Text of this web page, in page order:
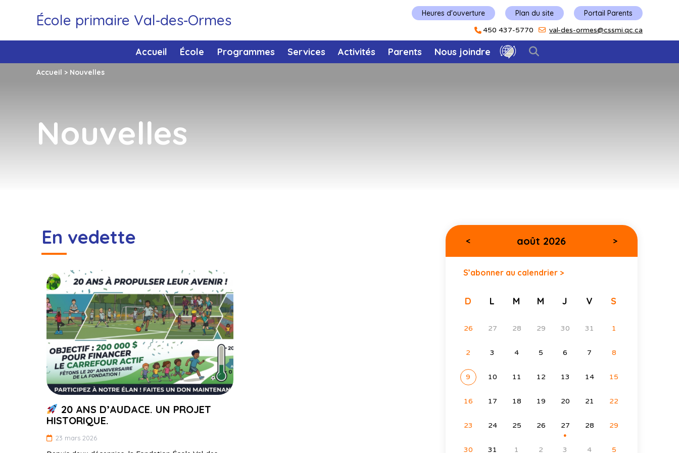
École primaire Val‑des‑Ormes Plan du site Portail Parents
Heures d'ouverture
450 437-5770 val-des-ormes@cssmi.qc.ca
Accueil École Programmes Services Activités Parents Nous joindre
Accueil > Nouvelles
Nouvelles
En vedette
20 ANS D’AUDACE. UN PROJET
HISTORIQUE.
23 mars 2026
< août 2026 >
S’abonner au calendrier >
D L M M J V S
26 27 28 29 30 31 1
2 3 4 5 6 7 8
9 10 11 12 13 14 15
16 17 18 19 20 21 22
23 24 25 26 27
●
28 29
30 31 1 2 3 4 5